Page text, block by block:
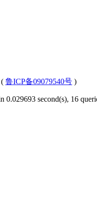
( 鲁ICP备09079540号 )
0.029693 second(s), 16